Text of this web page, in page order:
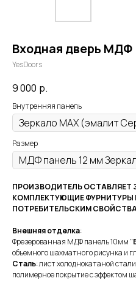
Входная дверь МДФ
YesDoors
9 000 р.
Внутренняя панель
Размер
ПРОИЗВОДИТЕЛЬ ОСТАВЛЯЕТ
КОМПЛЕКТУЮЩИЕ ФУРНИТУРЫ
ПОТРЕБИТЕЛЬСКИМ
Внешняя отделка:
Фрезерованная МДФ панель 10мм "
объемного шахматного рисунка и
Сталь: лист холоднокатаной
полимерное покрытие с эффектом